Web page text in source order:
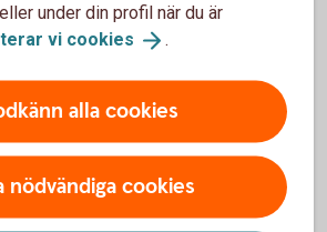
hur ni ska hantera oförutsedda
och följ upp med jämna
för att se att ni följer er plan. Spara
några månader för att få en
om vilka utgifter ni har och vem
vad.
under din profil när du är
vi cookies .
alla cookies
nödvändiga cookies